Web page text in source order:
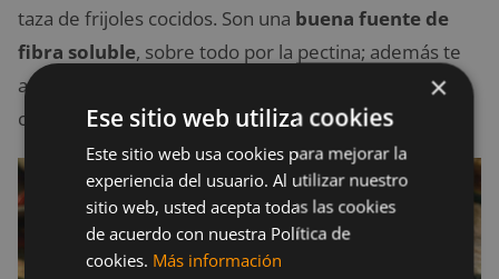
taza de frijoles cocidos. Son una buena fuente de
fibra soluble, sobre todo por la pectina; además te
aportan hierro, calcio, proteínas y carbohidratos
complejos.
×
Ese sitio web utiliza cookies
Este sitio web usa cookies para mejorar la
experiencia del usuario. Al utilizar nuestro
sitio web, usted acepta todas las cookies
de acuerdo con nuestra Política de
cookies. Más información